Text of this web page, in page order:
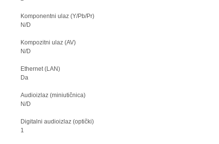
Komponentni ulaz (Y/Pb/Pr)
N/D
Kompozitni ulaz (AV)
N/D
Ethernet (LAN)
Da
Audioizlaz (miniutičnica)
N/D
Digitalni audioizlaz (optički)
1